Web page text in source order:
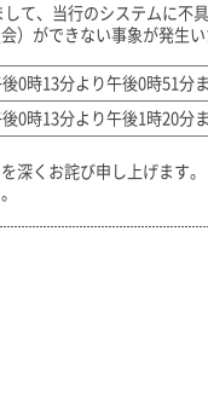
て、当行のシステムに不
）ができない事象が発生
0時13分より午後0時51分
0時13分より午後1時20分
深くお詫び申し上げます。